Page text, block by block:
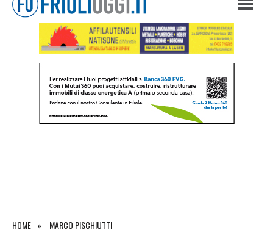
HOME MARCO PISCHIUTTI